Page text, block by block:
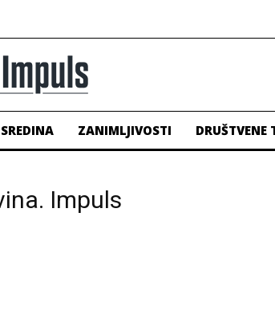
ZANIMLJIVOSTI DRUŠTVENE
Impuls